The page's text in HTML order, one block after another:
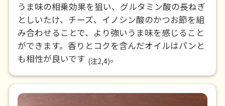
うま味の相乗効果を狙い、グルタミン酸の長ねぎ
としいたけ、チーズ、イノシン酸のかつお節を組
み合わせることで、より強いうま味を感じること
ができます。香りとコクを含んだオイルはパンと
も相性が良いです (注2,4)。